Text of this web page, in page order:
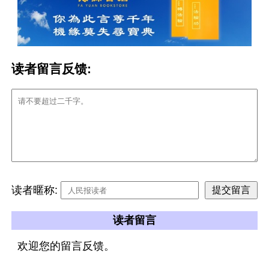
读者留言反馈:
读者暱称:
读者留言
欢迎您的留言反馈。